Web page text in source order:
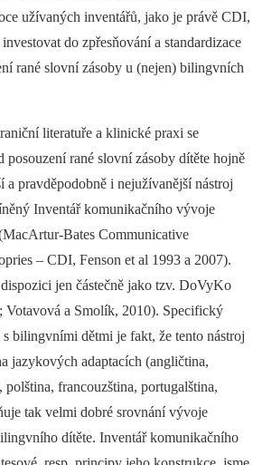
užívaných inventářů, jako je právě CDI,
do zpřesňování a standardizace
rané slovní zásoby u (nejen) bilingvních
literatuře a klinické praxi se
posouzení rané slovní zásoby dítěte hojně
a pravděpodobně i nejužívanější nástroj
Inventář komunikačního vývoje
Bates Communicative
–⁠ CDI, Fenson et al 1993 a 2007).
jen částečně jako tzv. DoVyKo
Votavová a Smolík, 2010). Specifický
bilingvními dětmi je fakt, že tento nástroj
jazykových adaptacích (angličtina,
polština, francouzština, portugalština,
tak velmi dobré srovnání vývoje
dítěte. Inventář komunikačního